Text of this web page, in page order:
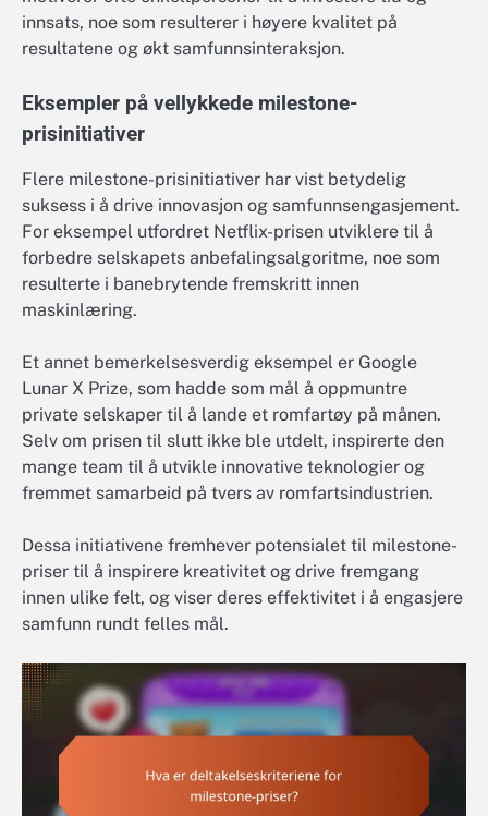
innsats, noe som resulterer i høyere kvalitet på
resultatene og økt samfunnsinteraksjon.
Eksempler på vellykkede milestone-
prisinitiativer
Flere milestone-prisinitiativer har vist betydelig
suksess i å drive innovasjon og samfunnsengasjement.
For eksempel utfordret Netflix-prisen utviklere til å
forbedre selskapets anbefalingsalgoritme, noe som
resulterte i banebrytende fremskritt innen
maskinlæring.
Et annet bemerkelsesverdig eksempel er Google
Lunar X Prize, som hadde som mål å oppmuntre
private selskaper til å lande et romfartøy på månen.
Selv om prisen til slutt ikke ble utdelt, inspirerte den
mange team til å utvikle innovative teknologier og
fremmet samarbeid på tvers av romfartsindustrien.
Dessa initiativene fremhever potensialet til milestone-
priser til å inspirere kreativitet og drive fremgang
innen ulike felt, og viser deres effektivitet i å engasjere
samfunn rundt felles mål.